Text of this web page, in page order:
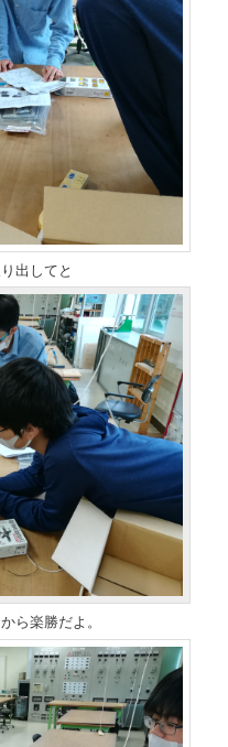
出してと
ら楽勝だよ。